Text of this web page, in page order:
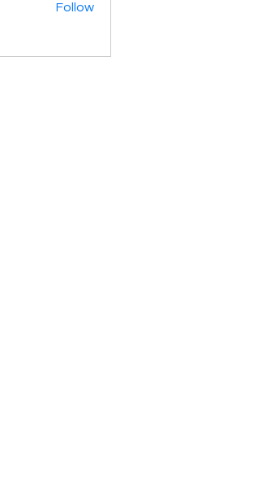
Follow